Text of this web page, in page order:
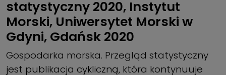
statystyczny 2020, Instytut
Morski, Uniwersytet Morski w
Gdyni, Gdańsk 2020
Gospodarka morska. Przegląd statystyczny
jest publikacja cykliczną, która kontynuuje